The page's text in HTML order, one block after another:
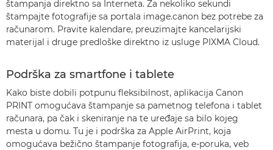
štampanja direktno sa Interneta. Za nekoliko sekundi
štampajte fotografije sa portala image.canon bez potrebe za
računarom. Pravite kalendare, preuzimajte kancelarijski
materijal i druge predloške direktno iz usluge PIXMA Cloud.
Podrška za smartfone i tablete
Kako biste dobili potpunu fleksibilnost, aplikacija Canon
PRINT omogućava štampanje sa pametnog telefona i tablet
računara, pa čak i skeniranje na te uređaje sa bilo kojeg
mesta u domu. Tu je i podrška za Apple AirPrint, koja
omogućava bežično štampanje fotografija, e-poruka, veb